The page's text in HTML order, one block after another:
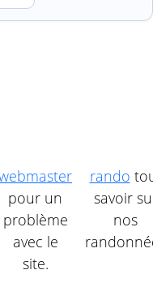
pour un
problème
avec le
site.
rando
savoir
nos